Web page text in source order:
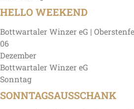
HELLO WEEKEND
Bottwartaler Winzer eG |
06
Dezember
Bottwartaler Winzer eG
Sonntag
SONNTAGSAUSSCHANK